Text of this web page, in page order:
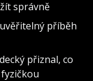
správně
příběh
přiznal, co